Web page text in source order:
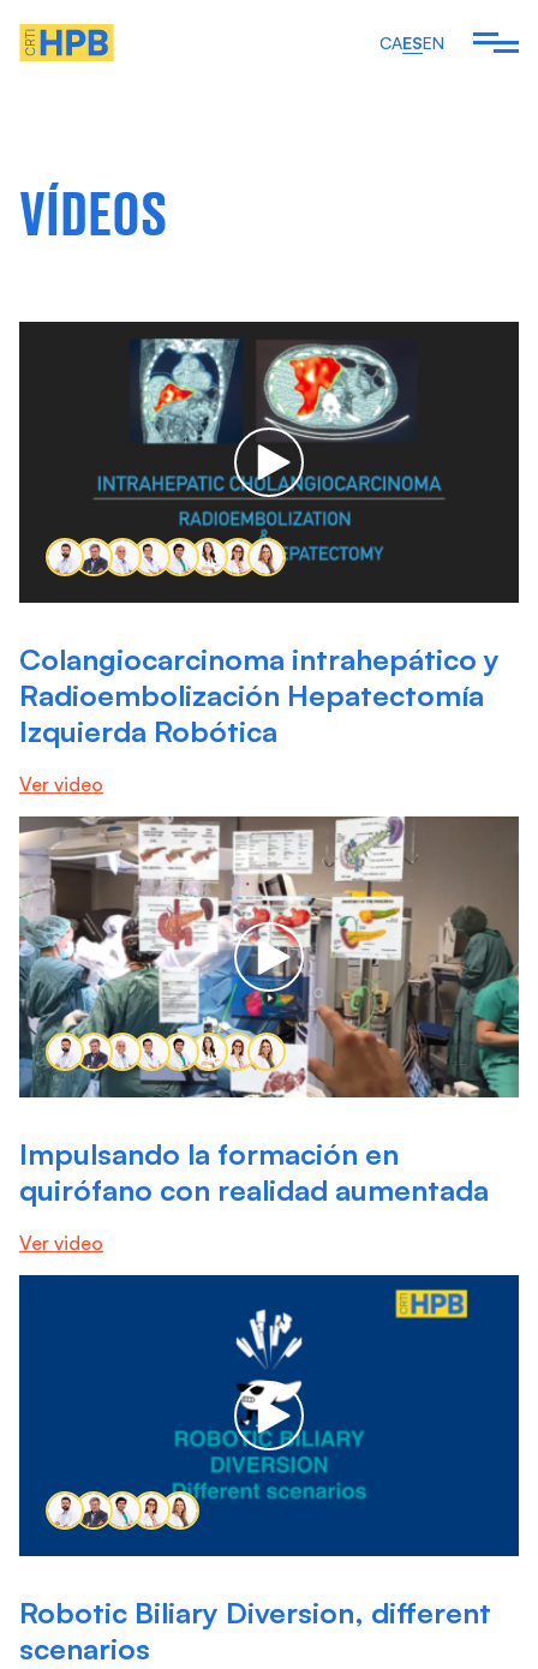
CAESEN
Y
VÍDEOS
Colangiocarcinoma intrahepático y
Radioembolización Hepatectomía
Izquierda Robótica
Ver video
Impulsando la formación en
quirófano con realidad aumentada
Ver video
Robotic Biliary Diversion, different
scenarios